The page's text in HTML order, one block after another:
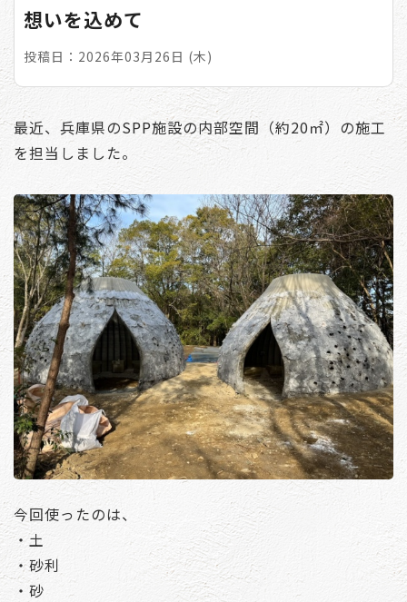
想いを込めて
投稿日：2026年03月26日 (木)
最近、兵庫県のSPP施設の内部空間（約20㎡）の施工
を担当しました。
今回使ったのは、
・土
・砂利
・砂